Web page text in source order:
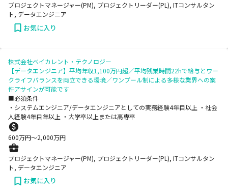
プロジェクトマネージャー(PM), プロジェクトリーダー(PL), ITコンサルタン
ト, データエンジニア
お気に入り
株式会社ベイカレント・テクノロジー
【データエンジニア】平均年収1,100万円超／平均残業時間22hで給与とワー
クライフバランスを両立できる環境／ワンプール制による多様な業界への案
件アサインが可能です
■必須条件
・システムエンジニア/データエンジニアとしての実務経験4年目以上 ・社会
人経験4年目年以上 ・大学卒以上または高専卒
600万円〜2,000万円
プロジェクトマネージャー(PM), プロジェクトリーダー(PL), ITコンサルタン
ト, データエンジニア
お気に入り